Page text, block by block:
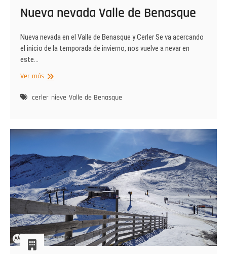
Nueva nevada Valle de Benasque
Nueva nevada en el Valle de Benasque y Cerler Se va acercando
el inicio de la temporada de invierno, nos vuelve a nevar en
este…
Ver másNueva
Valle
cerler nieve Valle de Benasque